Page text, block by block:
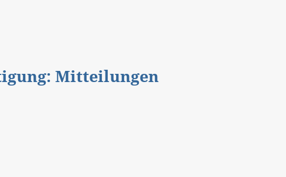
Mitteilungen